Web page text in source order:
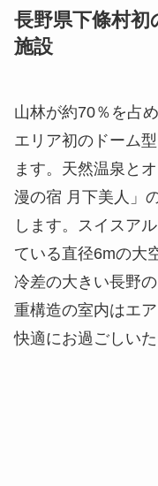
長野県下條村
施設
山林が約70％を占
エリア初のドーム
ます。天然温泉と
漫の宿 月下美人」
します。スイスア
ている直径6mの大
冷差の大きい長野
重構造の室内はエ
快適にお過ごしいた